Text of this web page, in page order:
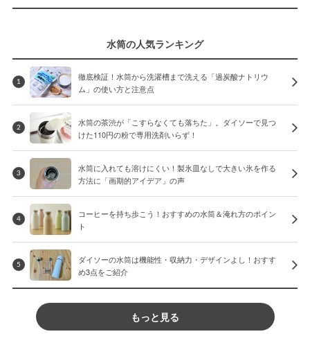
水筒の人気ランキング
1
徹底検証！水筒から洗濯槽まで洗える「過炭酸ナトリウ
ム」の使い方と注意点
2
水筒の茶渋が「こすらなくても落ちた」。ダイソーで見つ
けた110円の粉で専用洗剤いらず！
3
水筒に入れても溶けにくい！製氷皿なしで大きい氷を作る
方法に「画期的アイデア」の声
4
コーヒーを持ち歩こう！おすすめの水筒＆淹れ方のポイン
ト
5
ダイソーの水筒は機能性・収納力・デザインよし！おすす
め3点をご紹介
もっと見る